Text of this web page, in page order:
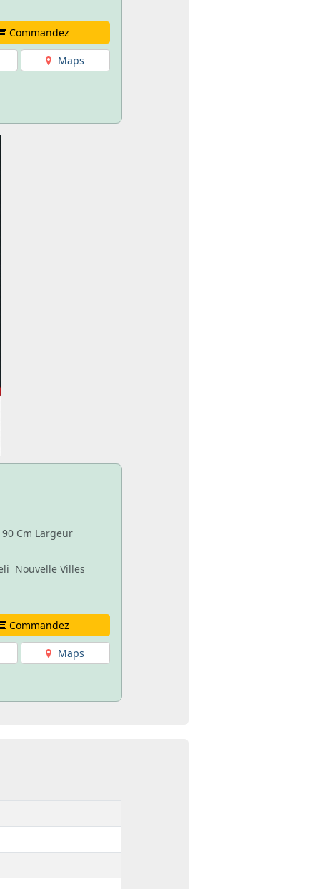
Commandez
Maps
Cm Largeur
Nouvelle Villes
Commandez
Maps